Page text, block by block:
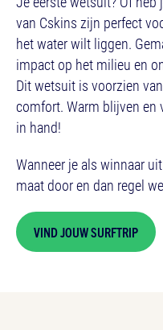
van Cskins zijn perfect
het water wilt liggen.
impact op het milieu en
Dit wetsuit is voorzien
comfort. Warm blijven en
in hand!
Wanneer je als winnaar
maat door en dan regel
VIND JOUW SURFTRIP